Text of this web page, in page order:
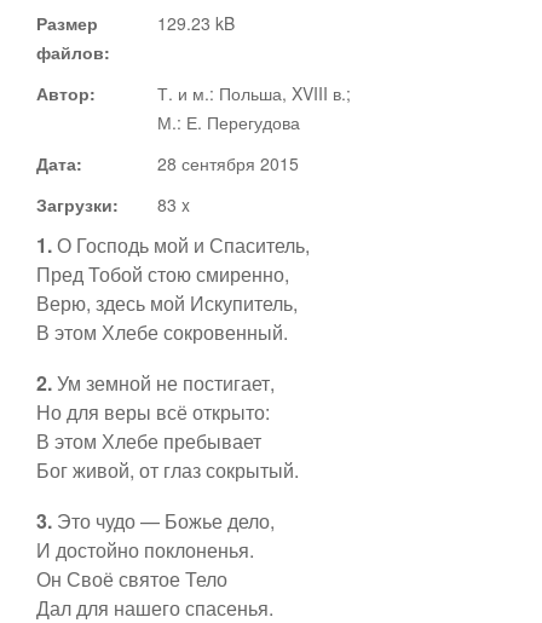
Видео
Адвент
Рождество
Великий пост
Пасха
Пятидесятница
Рядовое время
Ординарий Мессы
Евхаристические
Размер
файлов:
129.23 kB
Автор:
Т. и м.: Польша, XVIII в.;
М.: Е. Перегудова
Дата:
28 сентября 2015
Загрузки:
83 x
1.О Господь мой и Спаситель,
Пред Тобой стою смиренно,
Верю, здесь мой Искупитель,
В этом Хлебе сокровенный.
2.Ум земной не постигает,
Но для веры всё открыто:
В этом Хлебе пребывает
Бог живой, от глаз сокрытый.
3. Это чудо — Божье дело,
И достойно поклоненья.
Он Своё святое Тело
Дал для нашего спасенья.